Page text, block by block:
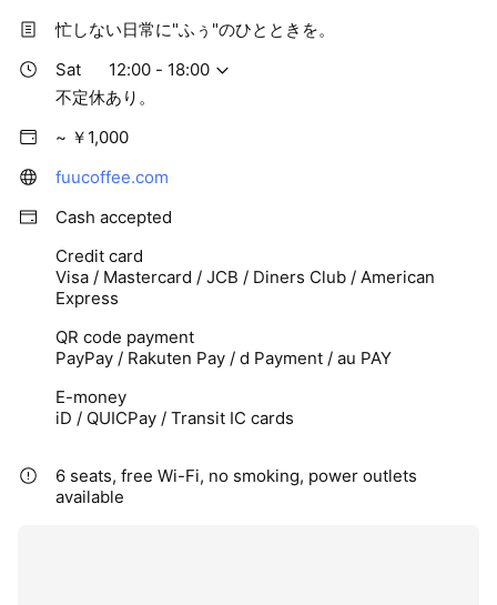
忙しない日常に"ふぅ"のひとときを。
Sat
12:00 - 18:00
不定休あり。
~ ￥1,000
fuucoffee.com
Cash accepted
Credit card
Visa / Mastercard / JCB / Diners Club / American
Express
QR code payment
PayPay / Rakuten Pay / d Payment / au PAY
E-money
iD / QUICPay / Transit IC cards
6 seats, free Wi-Fi, no smoking, power outlets
available